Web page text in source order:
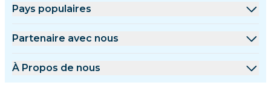
Pays populaires
États-Unis
Turquie
Partenaire avec nous
Plateforme de gros
Programme d'affiliation
À Propos de nous